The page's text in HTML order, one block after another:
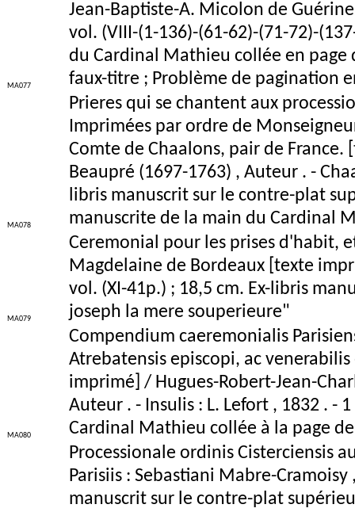
MA077
Jean-Baptiste-A. Micolon de
vol. (VIII-(1-136)-(61-62)-(71-72)-
du Cardinal Mathieu collée en page
faux-titre ; Problème de pagination
MA078
Prieres qui se chantent aux
Imprimées par ordre de
Comte de Chaalons, pair de
Beaupré (1697-1763) , Auteur . -
libris manuscrit sur le contre-plat
manuscrite de la main du Cardinal
MA079
Ceremonial pour les prises d'habit,
Magdelaine de Bordeaux [texte
vol. (XI-41p.) ; 18,5 cm. Ex-libris
joseph la mere souperieure"
MA080
Compendium caeremonialis
Atrebatensis episcopi, ac
imprimé] / Hugues-Robert-Jean-
Auteur . - Insulis : L. Lefort , 1832 . -
Cardinal Mathieu collée à la page
Processionale ordinis Cisterciensis
Parisiis : Sebastiani Mabre-Cramoisy
manuscrit sur le contre-plat